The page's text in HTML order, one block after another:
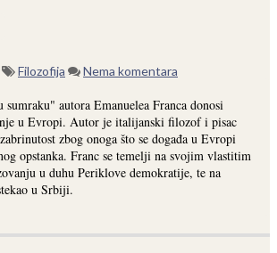
Filozofija Nema komentara
autora Emanuelea Franca donosi
u Evropi. Autor je italijanski filozof i pisac
zbog onoga što se događa u Evropi
opstanka. Franc se temelji na svojim vlastitim
u duhu Periklove demokratije, te na
u Srbiji.